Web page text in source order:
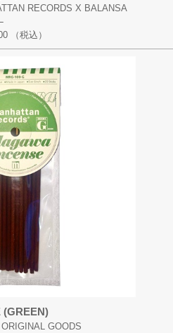
RECORDS X BALANSA
（税込）
(GREEN)
GOODS